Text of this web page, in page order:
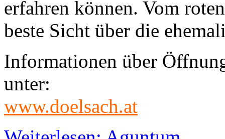
erfahren können. Vom
beste Sicht über die
Informationen über
unter:
www.doelsach.at